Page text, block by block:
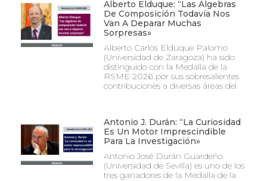
Alberto Elduque: “Las Álgebras
De Composición Todavía Nos
Van A Deparar Muchas
Sorpresas»
Alberto Carlos Elduque Palomo
(Universidad de Zaragoza) ha sido
distinguido con la Medalla de la
RSME 2026 por sus sobresalientes
contribuciones a diversas áreas del
Antonio J. Durán: “La Curiosidad
Es Un Motor Imprescindible
Para La Investigación»
Antonio José Durán Guardeño
(Universidad de Sevilla) es uno de los
tres ganadores de la Medalla de la